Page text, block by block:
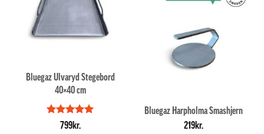
Bluegaz Ulvaryd Stegebord
40×40 cm
Vurderet
ud af 5
799kr.
Bluegaz Harpholma Smashjern
219kr.